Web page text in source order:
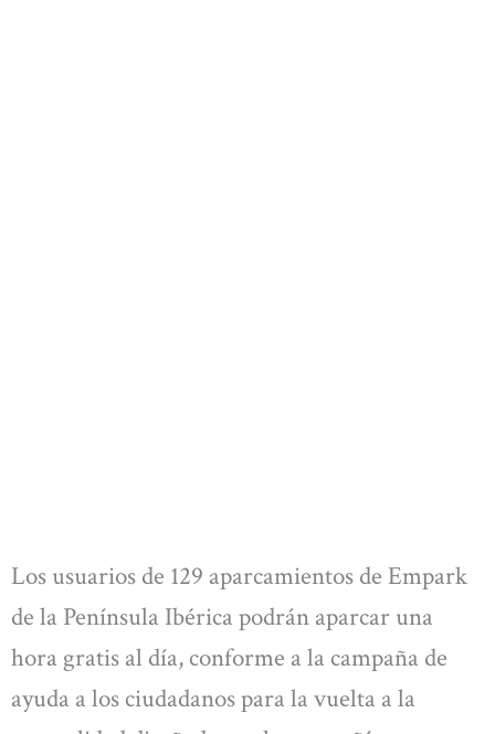
Los usuarios de 129 aparcamientos de Empark
de la Península Ibérica podrán aparcar una
hora gratis al día, conforme a la campaña de
ayuda a los ciudadanos para la vuelta a la